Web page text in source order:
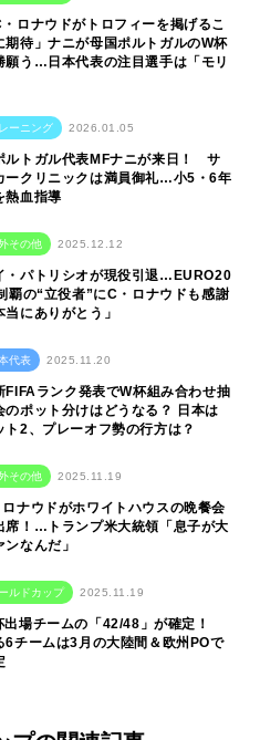
・ロナウドがトロフィーを掲げるこ
期待」ナニが母国ポルトガルのW杯
願う…日本代表の注目選手は「モリ
ーニング 2026.01.05
ルトガル代表MFナニが来日！ サ
ークリニックは満員御礼…小5・6年
熱血指導
その他 2025.12.12
・パトリシオが現役引退…EURO20
覇の“立役者”にC・ロナウドも感謝
当にありがとう」
代表 2025.11.20
FIFAランク発表でW杯組み合わせ抽
のポット分けはどうなる？ 日本は
ト2、プレーオフ勢の行方は？
その他 2025.11.19
ナウドがホワイトハウスの晩餐会
席！…トランプ米大統領「息子が大
ンなんだ」
ルドカップ 2025.11.19
出場チームの「42/48」が確定！
6チームは3月の大陸間＆欧州POで